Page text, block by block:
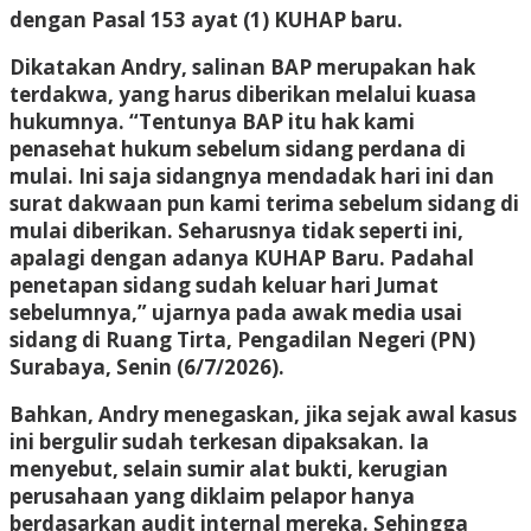
dengan Pasal 153 ayat (1) KUHAP baru.
Dikatakan Andry, salinan BAP merupakan hak
terdakwa, yang harus diberikan melalui kuasa
hukumnya. “Tentunya BAP itu hak kami
penasehat hukum sebelum sidang perdana di
mulai. Ini saja sidangnya mendadak hari ini dan
surat dakwaan pun kami terima sebelum sidang di
mulai diberikan. Seharusnya tidak seperti ini,
apalagi dengan adanya KUHAP Baru. Padahal
penetapan sidang sudah keluar hari Jumat
sebelumnya,” ujarnya pada awak media usai
sidang di Ruang Tirta, Pengadilan Negeri (PN)
Surabaya, Senin (6/7/2026).
Bahkan, Andry menegaskan, jika sejak awal kasus
ini bergulir sudah terkesan dipaksakan. Ia
menyebut, selain sumir alat bukti, kerugian
perusahaan yang diklaim pelapor hanya
berdasarkan audit internal mereka. Sehingga